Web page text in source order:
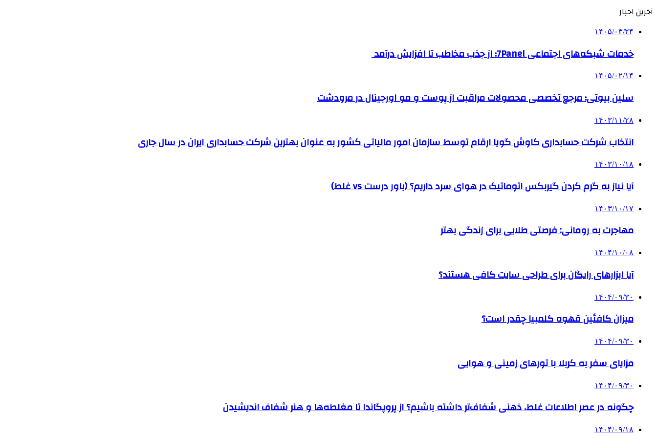
آخرین اخبار
۱۴۰۵/۰۳/۲۴
خدمات شبکه‌های اجتماعی 7Panel؛ از جذب مخاطب تا افزایش درآمد
۱۴۰۵/۰۲/۱۴
سلین بیوتی؛ مرجع تخصصی محصولات مراقبت از پوست و مو اورجینال در مرودشت
۱۴۰۳/۱۱/۲۸
انتخاب شرکت حسابداری کاوش گویا ارقام توسط سازمان امور مالیاتی کشور به عنوان بهترین شرکت حسابداری ایران در سال جاری
۱۴۰۳/۱۰/۱۸
آیا نیاز به گرم کردن گیربکس اتوماتیک در هوای سرد داریم؟ (باور درست vs غلط)
۱۴۰۳/۱۰/۱۷
مهاجرت به رومانی: فرصتی طلایی برای زندگی بهتر
۱۴۰۴/۱۰/۰۸
آیا ابزارهای رایگان برای طراحی سایت کافی هستند؟
۱۴۰۴/۰۹/۳۰
میزان کافئین قهوه کلمبیا چقدر است؟
۱۴۰۴/۰۹/۳۰
مزایای سفر به کربلا با تورهای زمینی و هوایی
۱۴۰۴/۰۹/۳۰
چگونه در عصر اطلاعات غلط، ذهنی شفاف‌تر داشته باشیم؟ از پروپگاندا تا مغلطه‌ها و هنر شفاف اندیشیدن
۱۴۰۴/۰۹/۱۸